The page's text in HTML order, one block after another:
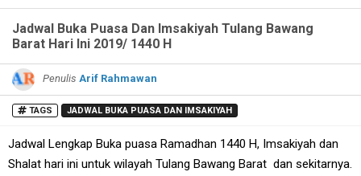
Jadwal Buka Puasa Dan Imsakiyah Tulang Bawang
Barat Hari Ini 2019/ 1440 H
Penulis Arif Rahmawan
TAGS JADWAL BUKA PUASA DAN IMSAKIYAH
Jadwal Lengkap Buka puasa Ramadhan 1440 H, Imsakiyah dan
Shalat hari ini untuk wilayah Tulang Bawang Barat dan sekitarnya.